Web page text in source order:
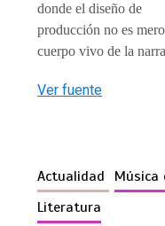
donde el diseño de
producción no es
cuerpo vivo de la
Ver fuente
Actualidad Música
Literatura